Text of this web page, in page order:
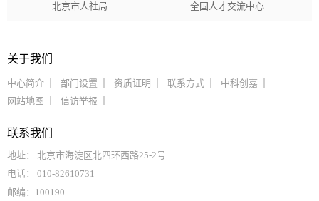
北京市人社局 全国人才交流中心
关于我们
中心简介 部门设置 资质证明 联系方式
中科创嘉
网站地图
信访举报
联系我们
地址： 北京市海淀区北四环西路25-2号
电话： 010-82610731
邮编：100190